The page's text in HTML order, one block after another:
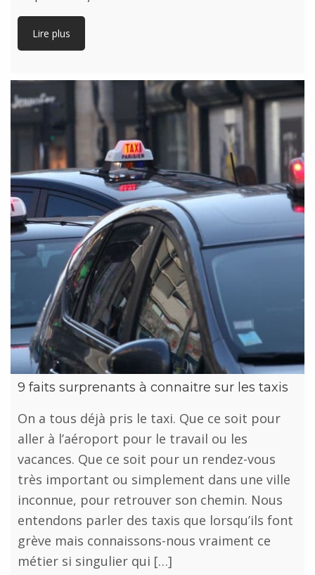
Lire plus
9 faits surprenants à connaitre sur les taxis
On a tous déjà pris le taxi. Que ce soit pour
aller à l’aéroport pour le travail ou les
vacances. Que ce soit pour un rendez-vous
très important ou simplement dans une ville
inconnue, pour retrouver son chemin. Nous
entendons parler des taxis que lorsqu’ils font
grève mais connaissons-nous vraiment ce
métier si singulier qui […]